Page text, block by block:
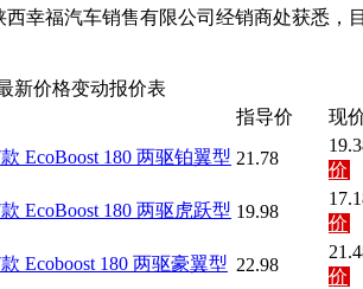
幸福汽车销售有限公司经销商处获悉，
新价格变动报价表
指导价 现
EcoBoost 180 两驱铂翼型 21.78
价
EcoBoost 180 两驱虎跃型 19.98
价
Ecoboost 180 两驱豪翼型 22.98
价